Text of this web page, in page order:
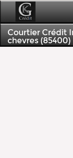
Courtier Crédit
chevres (85400)